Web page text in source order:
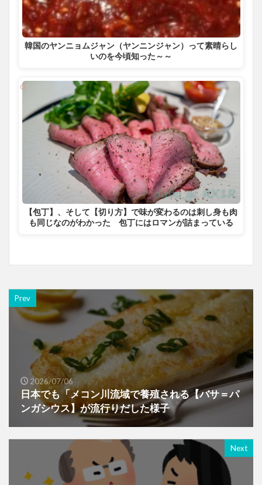
韓国のヤンニョムジャン（ヤンニンジャン）って素晴らし
いのを今頃知った～～
【包丁】、そして【切り方】で味が変わるのは刺し身も肉
も同じなのがわかった 包丁にはロマンが詰まっている
Prev
2026/07/06
日本でも「メコン川流域で養殖される【バサ＝パ
ンガシウス】が流行りだした様子
Next